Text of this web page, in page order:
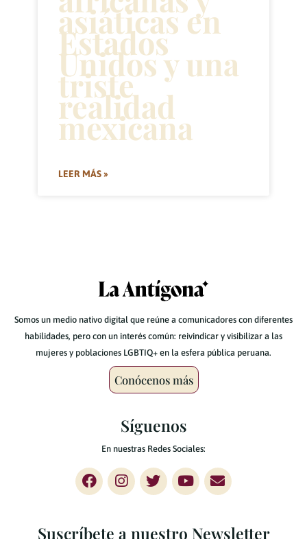
asiáticas en
Estados
Unidos y una
triste
realidad
mexicana
LEER MÁS »
Somos un medio nativo digital que reúne a comunicadores con diferentes
habilidades, pero con un interés común: reivindicar y visibilizar a las
mujeres y poblaciones LGBTIQ+ en la esfera pública peruana.
Conócenos más
Síguenos
En nuestras Redes Sociales:
Suscríbete a nuestro Newsletter